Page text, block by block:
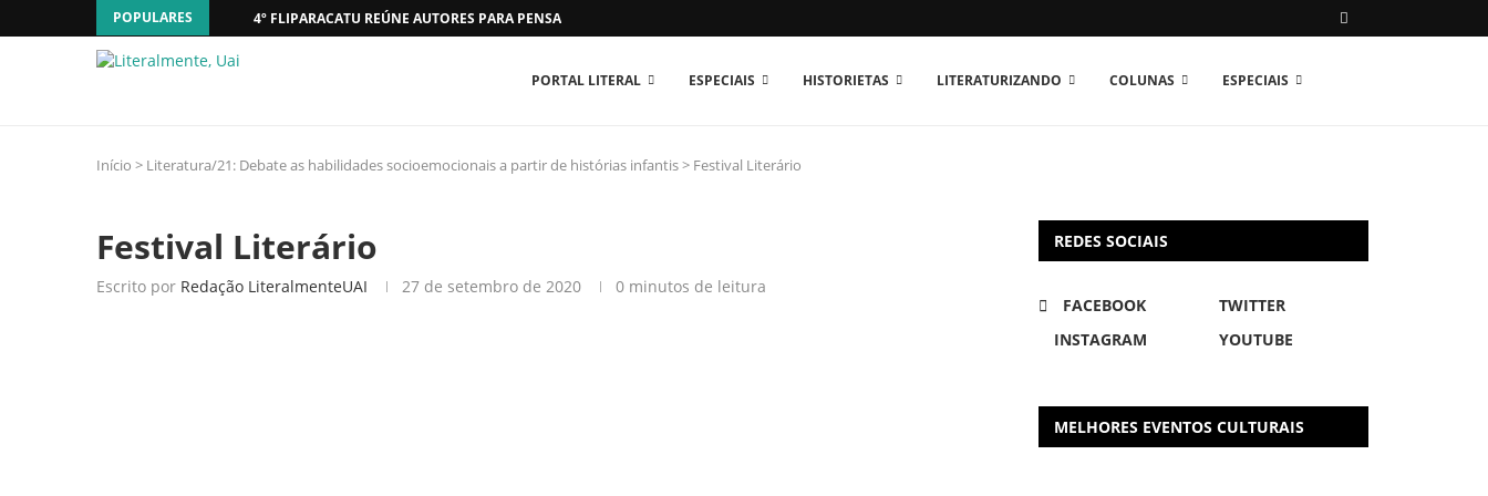
POPULARES 4º FLIPARACATU REÚNE AUTORES PARA PENSAR O MUNDO...
PORTAL LITERAL ESPECIAIS HISTORIETAS LITERATURIZANDO COLUNAS ESPECIAIS
Início > Literatura/21: Debate as habilidades socioemocionais a partir de histórias infantis> Festival Literário
Festival Literário
Escrito por Redação LiteralmenteUAI 27 de setembro de 2020 0 minutos de leitura
REDES SOCIAIS
FACEBOOK
TWITTER
INSTAGRAM
YOUTUBE
MELHORES EVENTOS CULTURAIS